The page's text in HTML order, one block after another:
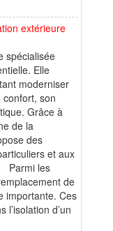
extérieure
spécialisée
Elle
moderniser
son
Grâce à
de la
des
et aux
Parmi les
de
importante. Ces
d’un